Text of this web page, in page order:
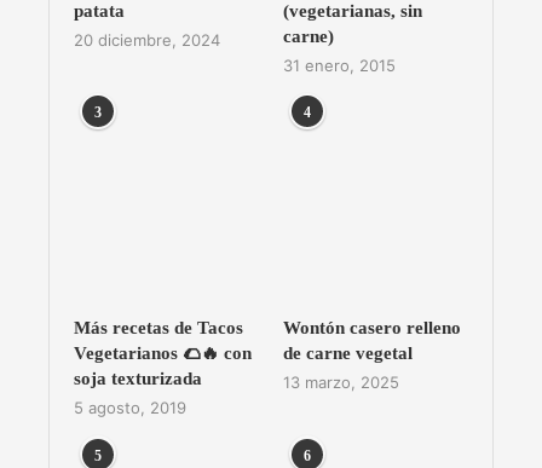
patata
20 diciembre, 2024
(vegetarianas, sin
carne)
31 enero, 2015
3
Más recetas de Tacos
Vegetarianos 🌮🔥 con
soja texturizada
5 agosto, 2019
4
Wontón casero relleno
de carne vegetal
13 marzo, 2025
5 6